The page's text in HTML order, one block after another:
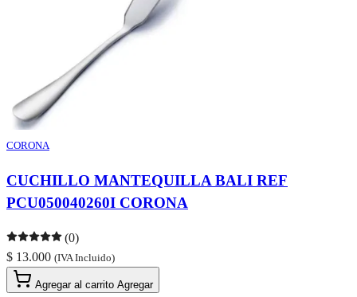
CORONA
CUCHILLO MANTEQUILLA BALI REF
PCU050040260I CORONA
(0)
$ 13.000 (IVA Incluido)
Agregar al carrito Agregar